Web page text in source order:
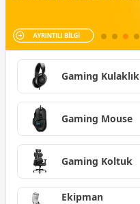
Gaming Kulaklık
Gaming Mouse
Gaming Koltuk
Ekipman